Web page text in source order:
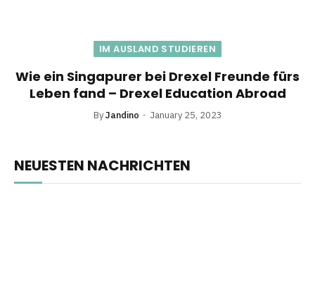
IM AUSLAND STUDIEREN
Wie ein Singapurer bei Drexel Freunde fürs
Leben fand – Drexel Education Abroad
By Jandino January 25, 2023
NEUESTEN NACHRICHTEN